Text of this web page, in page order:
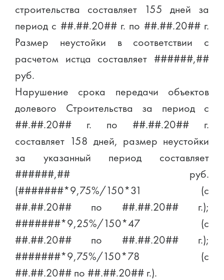
строительства составляет 155 дней за
период с ##.##.20## г. по ##.##.20## г.
Размер неустойки в соответствии с
расчетом истца составляет ######,##
руб.
Нарушение срока передачи объектов
долевого Строительства за период с
##.##.20## г. по ##.##.20## г.
составляет 158 дней, размер неустойки
за указанный период составляет
######,## руб.
(#######*9,75%/150*31 (с
##.##.20## по ##.##.20## г.);
#######*9,25%/150*47 (с
##.##.20## по ##.##.20## г.);
#######*9,75%/150*78 (с
##.##.20## по ##.##.20## г.).